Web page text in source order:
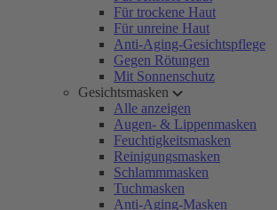
Für trockene Haut
Für unreine Haut
Anti-Aging-Gesichtspflege
Gegen Rötungen
Mit Sonnenschutz
Gesichtsmasken
Alle anzeigen
Augen- & Lippenmasken
Feuchtigkeitsmasken
Reinigungsmasken
Schlammmasken
Tuchmasken
Anti-Aging-Masken